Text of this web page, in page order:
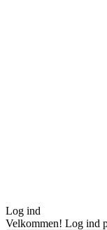
Log ind
Velkommen! Log ind